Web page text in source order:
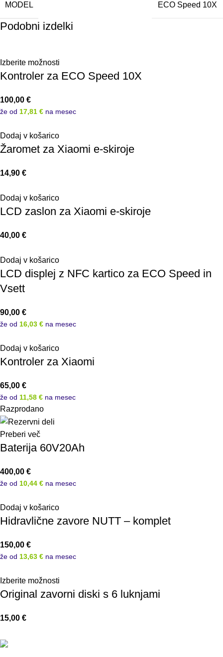
MODEL ECO Speed 10X
Podobni izdelki
Izberite možnosti
Kontroler za ECO Speed 10X
100,00 €
že od 17,81 € na mesec
Dodaj v košarico
Žaromet za Xiaomi e-skiroje
14,90 €
Dodaj v košarico
LCD zaslon za Xiaomi e-skiroje
40,00 €
Dodaj v košarico
LCD displej z NFC kartico za ECO Speed in
Vsett
90,00 €
že od 16,03 € na mesec
Dodaj v košarico
Kontroler za Xiaomi
65,00 €
že od 11,58 € na mesec
Razprodano
Preberi več
Baterija 60V20Ah
400,00 €
že od 10,44 € na mesec
Dodaj v košarico
Hidravlične zavore NUTT – komplet
150,00 €
že od 13,63 € na mesec
Izberite možnosti
Original zavorni diski s 6 luknjami
15,00 €